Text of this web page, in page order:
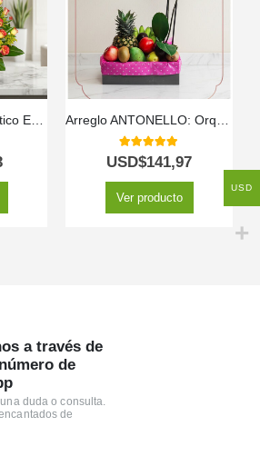
🌺 Arreglo Floral Exótico Esplendor – Belleza que Impacta ✨ Arreglo ANTONELLO: Orquídea Phalaenopsis y Frutas Selectas 🌿
5.00out of 5
USD$141,97
Ver producto
a través de
de
duda o consulta.
de
USD